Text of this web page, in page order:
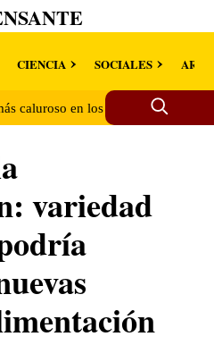
CIENCIA SOCIALES
caluroso en los últimos 136 años
variedad